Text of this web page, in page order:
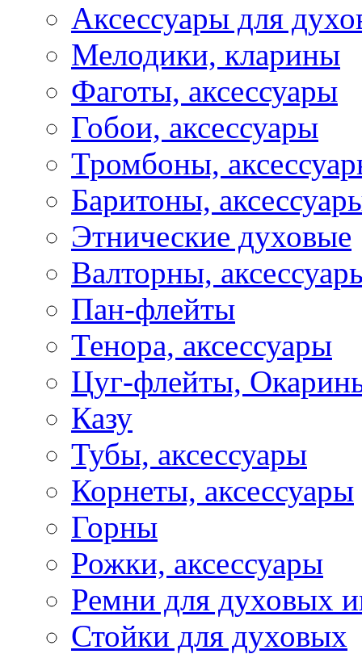
Аксессуары для
Мелодики, кларины
Фаготы, аксессуары
Гобои, аксессуары
Тромбоны,
Баритоны,
Этнические духовые
Валторны,
Пан-флейты
Тенора, аксессуары
Цуг-флейты,
Казу
Тубы, аксессуары
Корнеты, аксессуары
Горны
Рожки, аксессуары
Ремни для духовых
Стойки для духовых